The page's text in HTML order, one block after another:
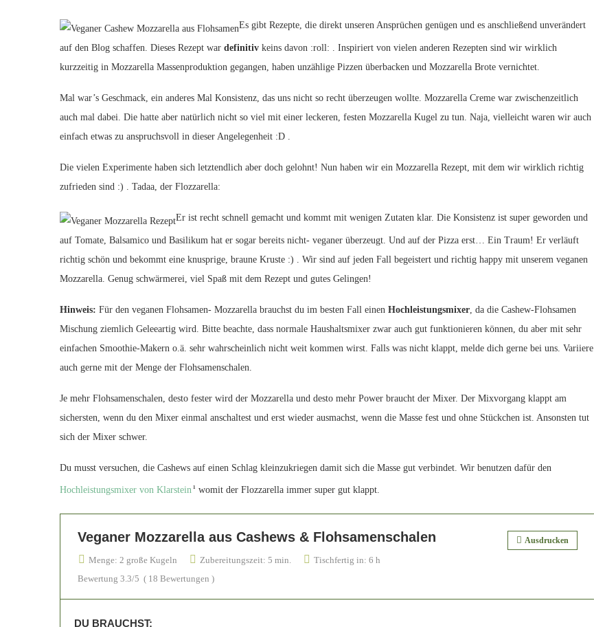
Es gibt Rezepte, die direkt unseren Ansprüchen genügen und es anschließend unverändert
auf den Blog schaffen. Dieses Rezept war definitiv keins davon :roll: . Inspiriert von vielen anderen Rezepten sind wir wirklich
kurzzeitig in Mozzarella Massenproduktion gegangen, haben unzählige Pizzen überbacken und Mozzarella Brote vernichtet.
Mal war’s Geschmack, ein anderes Mal Konsistenz, das uns nicht so recht überzeugen wollte. Mozzarella Creme war zwischenzeitlich
auch mal dabei. Die hatte aber natürlich nicht so viel mit einer leckeren, festen Mozzarella Kugel zu tun. Naja, vielleicht waren wir auch
einfach etwas zu anspruchsvoll in dieser Angelegenheit :D .
Die vielen Experimente haben sich letztendlich aber doch gelohnt! Nun haben wir ein Mozzarella Rezept, mit dem wir wirklich richtig
zufrieden sind :) . Tadaa, der Flozzarella:
Er ist recht schnell gemacht und kommt mit wenigen Zutaten klar. Die Konsistenz ist super geworden und
auf Tomate, Balsamico und Basilikum hat er sogar bereits nicht- veganer überzeugt. Und auf der Pizza erst… Ein Traum! Er verläuft
richtig schön und bekommt eine knusprige, braune Kruste :) . Wir sind auf jeden Fall begeistert und richtig happy mit unserem veganen
Mozzarella. Genug schwärmerei, viel Spaß mit dem Rezept und gutes Gelingen!
Hinweis: Für den veganen Flohsamen- Mozzarella brauchst du im besten Fall einen Hochleistungsmixer , da die Cashew-Flohsamen
Mischung ziemlich Geleeartig wird. Bitte beachte, dass normale Haushaltsmixer zwar auch gut funktionieren können, du aber mit sehr
einfachen Smoothie-Makern o.ä. sehr wahrscheinlich nicht weit kommen wirst. Falls was nicht klappt, melde dich gerne bei uns. Variiere
auch gerne mit der Menge der Flohsamenschalen.
Je mehr Flohsamenschalen, desto fester wird der Mozzarella und desto mehr Power braucht der Mixer. Der Mixvorgang klappt am
sichersten, wenn du den Mixer einmal anschaltest und erst wieder ausmachst, wenn die Masse fest und ohne Stückchen ist. Ansonsten tut
sich der Mixer schwer.
Du musst versuchen, die Cashews auf einen Schlag kleinzukriegen damit sich die Masse gut verbindet. Wir benutzen dafür den
Hochleistungsmixer von Klarstein 1 womit der Flozzarella immer super gut klappt.
Veganer Mozzarella aus Cashews & Flohsamenschalen Ausdrucken
Menge: 2 große Kugeln Zubereitungszeit: 5 min. Tischfertig in: 6 h
Bewertung 3.3/5 ( 18 Bewertungen )
DU BRAUCHST: